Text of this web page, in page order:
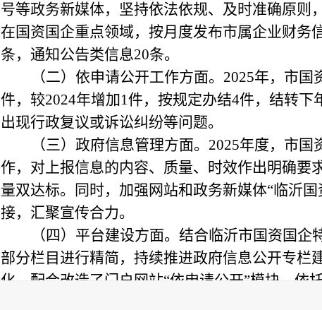
号等政务新媒体，坚持依法依规、及时准确原则
在国资国企重点领域，按月度发布市属企业财务
条，通知公告类信息20条。
（二）依申请公开工作方面。 2025年，市国
件，较2024年增加1件，按规定办结4件，结转下
出现行政复议或诉讼纠纷等问题。
（三）政府信息管理方面。 2025年度，市国
作，对上报信息的内容、质量、时效作出明确要
量双达标。同时，加强网站和政务新媒体“临沂
接，汇聚宣传合力。
（四）平台建设方面。 结合临沂市国资国企
部分栏目进行精简，持续推进政府信息公开专栏
化。配合改造了门户网站“依申请公开”模块，依